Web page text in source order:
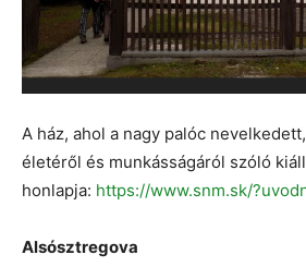
A ház, ahol a nagy palóc
életéről és munkásságáról szóló
honlapja: https://www.snm.sk/
Alsósztregova